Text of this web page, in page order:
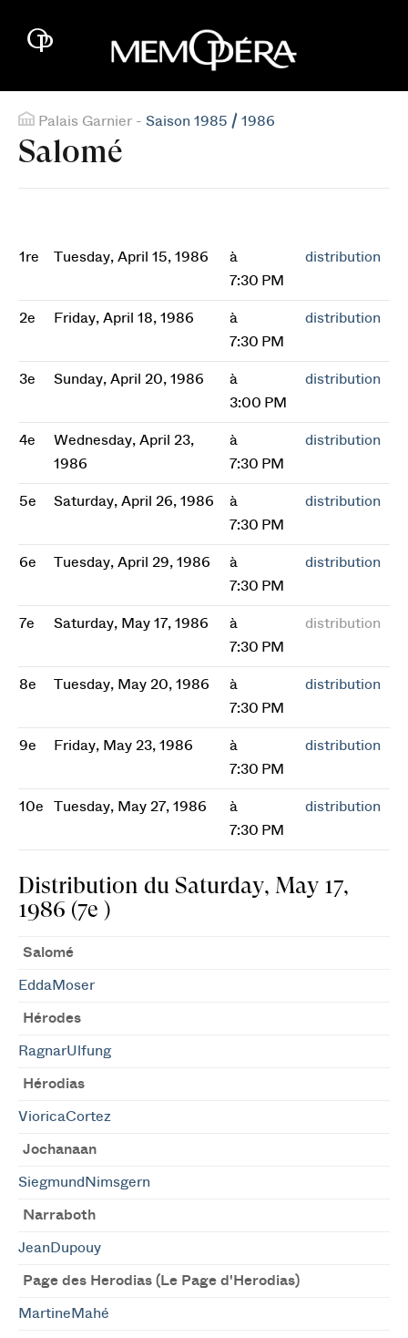
Palais Garnier - Saison 1985 / 1986
Salomé
1re Tuesday, April 15, 1986
à
7:30 PM
distribution
2e Friday, April 18, 1986
à
7:30 PM
distribution
3e Sunday, April 20, 1986
à
3:00 PM
distribution
4e
Wednesday, April 23,
1986
à
7:30 PM
distribution
5e Saturday, April 26, 1986
à
7:30 PM
distribution
6e Tuesday, April 29, 1986
à
7:30 PM
distribution
7e Saturday, May 17, 1986
à
7:30 PM
distribution
8e Tuesday, May 20, 1986
à
7:30 PM
distribution
9e Friday, May 23, 1986
à
7:30 PM
distribution
10e Tuesday, May 27, 1986
à
7:30 PM
distribution
Distribution du Saturday, May 17,
1986 (7e )
Salomé
EddaMoser
Hérodes
RagnarUlfung
Hérodias
VioricaCortez
Jochanaan
SiegmundNimsgern
Narraboth
JeanDupouy
Page des Herodias (Le Page d'Herodias)
MartineMahé